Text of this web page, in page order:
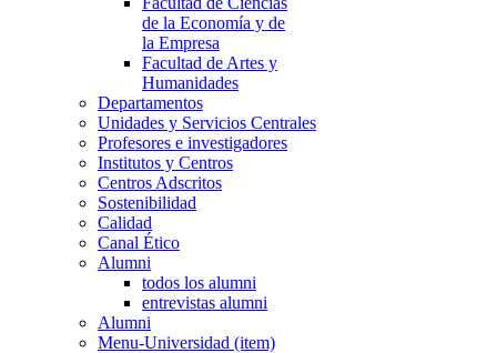
de la Economía y de
la Empresa
Facultad de Artes y
Humanidades
Departamentos
Unidades y Servicios Centrales
Profesores e investigadores
Institutos y Centros
Centros Adscritos
Sostenibilidad
Calidad
Canal Ético
Alumni
todos los alumni
entrevistas alumni
Alumni
Menu-Universidad (item)